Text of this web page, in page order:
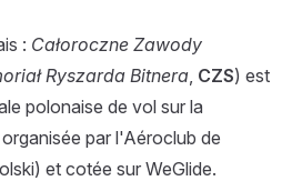
: Całoroczne Zawody
Ryszarda Bitnera, CZS) est
polonaise de vol sur la
par l'Aéroclub de
et cotée sur WeGlide.